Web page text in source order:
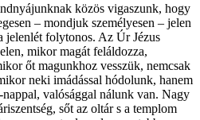
közös vigaszunk, hogy
– mondjuk személyesen – jelen
jelenlét folytonos. Az Úr Jézus
mikor magát feláldozza,
őt magunkhoz vesszük, nemcsak
neki imádással hódolunk, hanem
valósággal nálunk van. Nagy
sőt az oltár s a templom